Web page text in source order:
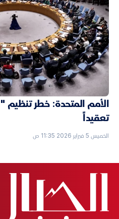
الأمم المتحدة: خطر تنظيم
تعقيداً
الخميس 5 فبراير 2026 11:35 ص